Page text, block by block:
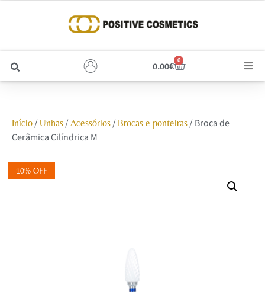
0.00€
0
Unhas
Início/ Unhas/ Acessórios/ Brocas e ponteiras/ Broca de
Cerâmica Cilíndrica M
10% OFF